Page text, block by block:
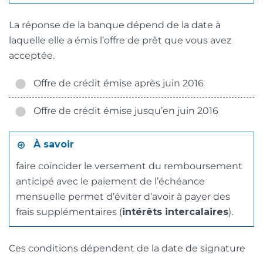
La réponse de la banque dépend de la date à
laquelle elle a émis l’offre de prêt que vous avez
acceptée.
Offre de crédit émise après juin 2016
Offre de crédit émise jusqu’en juin 2016
À savoir
faire coïncider le versement du remboursement
anticipé avec le paiement de l’échéance
mensuelle permet d’éviter d’avoir à payer des
frais supplémentaires (intérêts intercalaires).
Ces conditions dépendent de la date de signature